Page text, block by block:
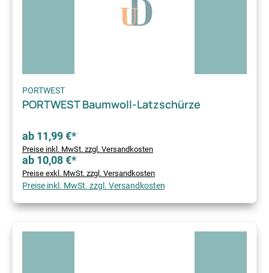
PORTWEST
PORTWEST Baumwoll-Latzschürze
ab 11,99 €*
Preise inkl. MwSt. zzgl. Versandkosten
ab 10,08 €*
Preise exkl. MwSt. zzgl. Versandkosten
Preise inkl. MwSt. zzgl. Versandkosten